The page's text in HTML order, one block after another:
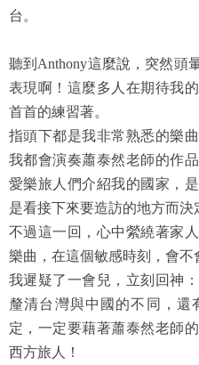
台。
聽到Anthony這麼說，突然頭
表現啊！這麼多人在期待我
首首的練習著。
指頭下都是我非常熟悉的樂
我都會演奏蕭泰然老師的作
愛樂旅人們介紹我的國家，
是看接下來要造訪的地方而決
不過這一回，心中縈繞著家
樂曲，在這個敏感時刻，會不
我遲疑了一會兒，立刻回神
釐清台灣與中國的不同，還
定，一定要藉著蕭泰然老師
西方旅人！